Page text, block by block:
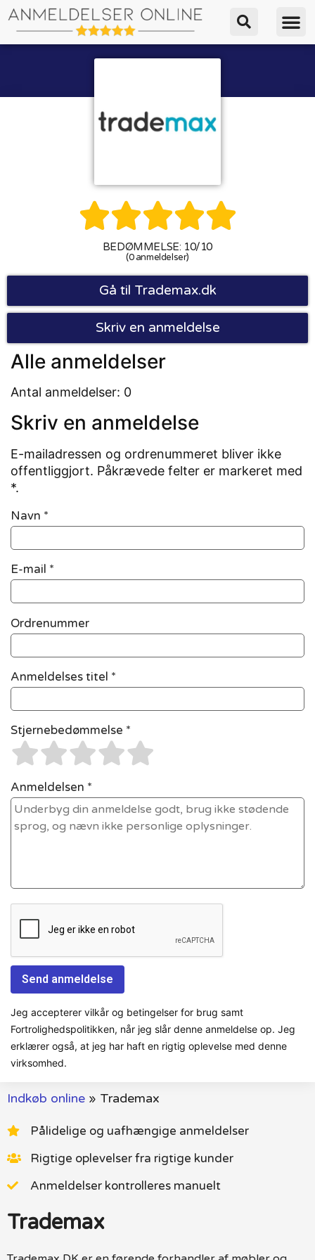

BEDØMMELSE: 10/10
(0 anmeldelser)
Gå til Trademax.dk
Skriv en anmeldelse
Alle anmeldelser
Antal anmeldelser: 0
Skriv en anmeldelse
E-mailadressen og ordrenummeret bliver ikke
offentliggjort. Påkrævede felter er markeret med
*.
Navn *
E-mail *
Ordrenummer
Anmeldelses titel *
Stjernebedømmelse *
Anmeldelsen *
Jeg accepterer vilkår og betingelser for brug samt
Fortrolighedspolitikken, når jeg slår denne anmeldelse op. Jeg
erklærer også, at jeg har haft en rigtig oplevelse med denne
virksomhed.
Indkøb online » Trademax
Pålidelige og uafhængige anmeldelser
Rigtige oplevelser fra rigtige kunder
Anmeldelser kontrolleres manuelt
Trademax